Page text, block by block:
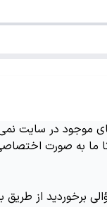
موجود در سایت نمی
به صورت
برخوردید از